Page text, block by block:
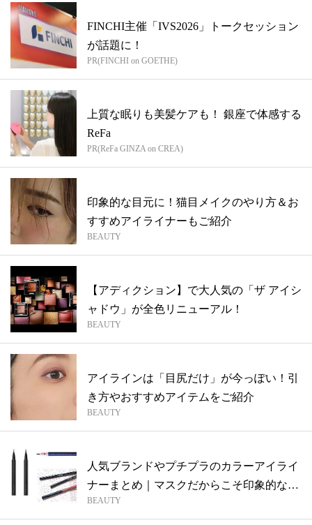
FINCHI主催「IVS2026」トークセッション
が話題に！
PR(FINCHI on GOETHE)
上質な眠りも美髪ケアも！ 銀座で体感する
ReFa
PR(ReFa GINZA on CREA)
印象的な目元に！猫目メイクのやり方＆お
すすめアイライナーもご紹介
BEAUTY
【アディクション】で大人気の「ザ アイシ
ャドウ」が全色リニューアル！
BEAUTY
アイラインは「目尻だけ」が今っぽい！引
き方やおすすめアイテムをご紹介
BEAUTY
人気ブランドやプチプラのカラーアイライ
ナーまとめ｜マスクだからこそ印象的な目
元に
BEAUTY